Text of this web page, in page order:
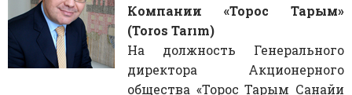
Компании «Торос Тарым»
(Toros Tarım)
На должность Генерального
директора Акционерного
общества «Торос Тарым Санайи